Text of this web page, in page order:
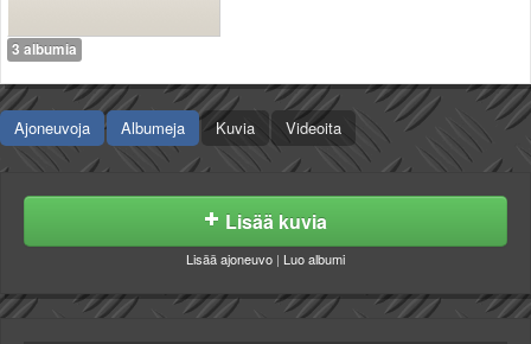
3 albumia
Ajoneuvoja Albumeja Kuvia Videoita
Lisää kuvia
Lisää ajoneuvo | Luo albumi